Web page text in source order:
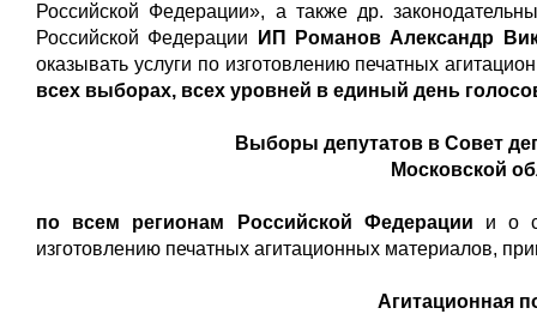
Российской Федерации», а также др.
Российской Федерации
ИП Романов Александр
оказывать услуги по изготовлению печатных
всех выборах, всех уровней в единый день
Выборы депутатов в Совет
Московской
по всем регионам Российской Федерации и о
изготовлению печатных агитационных материалов,
Агитационная